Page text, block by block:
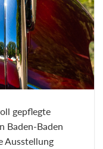
gepflegte
Baden-Baden
Ausstellung